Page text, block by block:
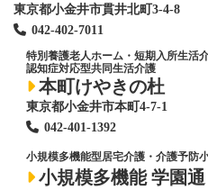
東京都小金井市貫井北町3-4-8
042-402-7011
特別養護老人ホーム ・短期入所生活
認知症対応型共同生活介護
本町けやきの杜
東京都小金井市本町4-7-1
042-401-1392
小規模多機能型居宅介護・介護予防
小規模多機能 学園通